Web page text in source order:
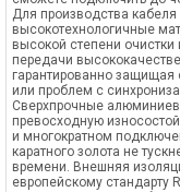
Для производства
высокотехнологичные
высокой степени очистки
передачи
гарантированно защищая
или проблем с
Сверхпрочные
превосходную
и многократном
каратного золота не
времени. Внешняя
европейскому стандарту